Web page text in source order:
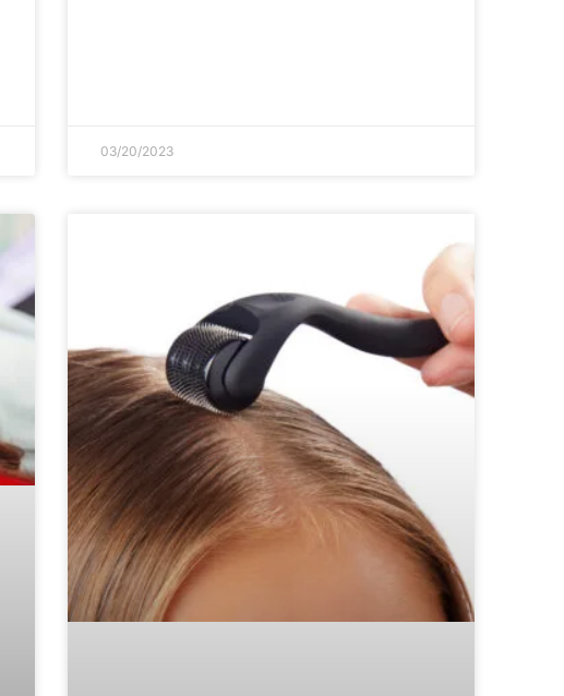
03/20/2023